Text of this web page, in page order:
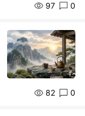
97 0
82 0